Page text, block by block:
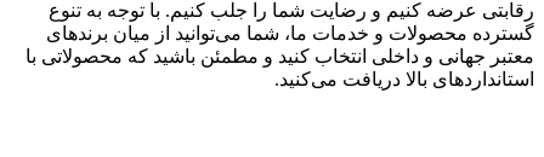
رقابتی عرضه کنیم و رضایت شما را جلب کنیم. با توجه به تنوع
گسترده محصولات و خدمات ما، شما می‌توانید از میان برندهای
معتبر جهانی و داخلی انتخاب کنید و مطمئن باشید که محصولاتی با
استانداردهای بالا دریافت می‌کنید.